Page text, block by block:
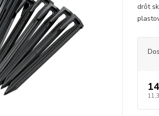
drôt